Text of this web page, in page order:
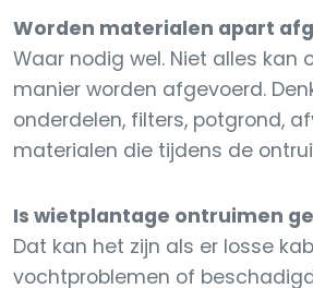
Worden materialen apart
Waar nodig wel. Niet alles kan
manier worden afgevoerd.
onderdelen, filters, potgrond,
materialen die tijdens de
Is wietplantage ontruimen
Dat kan het zijn als er losse
vochtproblemen of